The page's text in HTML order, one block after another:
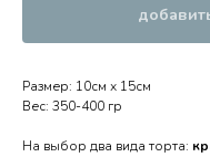
Размер: 10см х 15см
Вес: 350-400 гр
На выбор два вида торта: